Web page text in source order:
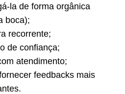
la de forma orgânica
boca);
recorrente;
de confiança;
atendimento;
feedbacks mais